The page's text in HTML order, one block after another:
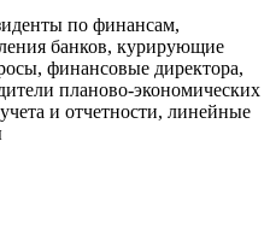
по финансам,
банков, курирующие
финансовые директора,
планово-экономических
и отчетности, линейные